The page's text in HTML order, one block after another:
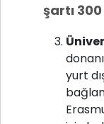
şartı
yurt